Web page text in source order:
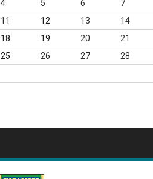
4 5 6
7
11 12 13
14
18 19 20
21
25 26 27
28